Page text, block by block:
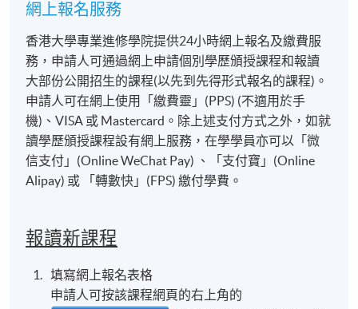
網上報名服務
香港大學專業進修學院提供24小時網上報名及繳費服
務，申請人可通過網上申請個別學歷頒授課程和報讀
大部份公開招生的課程(以先到先得形式報名的課程)。
申請人可在網上使用「繳費靈」(PPS) (不適用於手
機)、VISA 或 Mastercard。除上述支付方式之外，如就
讀學歷頒授課程設有網上服務，在學學員亦可以「微
信支付」(Online WeChat Pay) 、「支付寶」(Online
Alipay) 或 「轉數快」(FPS) 繳付學費。
報讀新課程
填寫網上報名表格
申請人可按該課程網頁的右上角的